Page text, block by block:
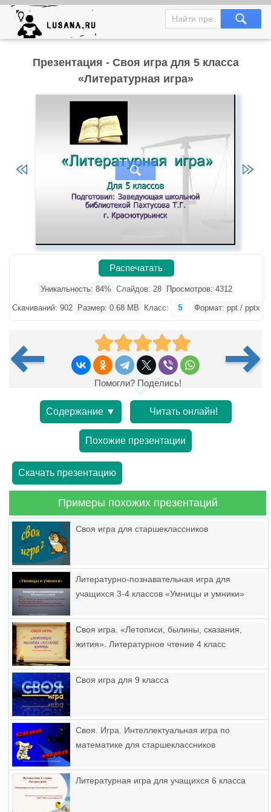
Презентация - Своя игра для 5 класса
«Литературная игра»
Распечатать
Уникальность: 84% Слайдов: 28 Просмотров: 4312
Скачиваний: 902 Размер: 0.68 MB Класс: 5 Формат: ppt / pptx
Помогли? Поделись!
Содержание ▼ Читать онлайн!
Похожие презентации
Скачать презентацию
Примеры похожих презентаций
Своя игра для старшеклассников
Литературно-познавательная игра для
учащихся 3-4 классов «Умницы и умники»
Своя игра. «Летописи, былины, сказания,
жития». Литературное чтение 4 класс
Своя игра для 9 класса
Своя. Игра. Интеллектуальная игра по
математике для старшеклассников
Литературная игра для учащихся 6 класса